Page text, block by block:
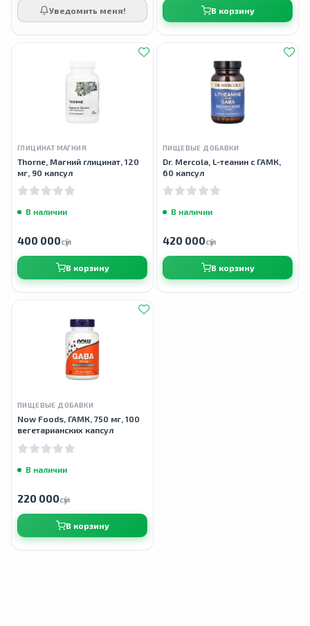
Уведомить меня! В корзину
ГЛИЦИНАТ МАГНИЯ
Thorne, Магний глицинат, 120
мг, 90 капсул
В наличии
400 000сӯм
В корзину
ПИЩЕВЫЕ ДОБАВКИ
Dr. Mercola, L-теанин с ГАМК,
60 капсул
В наличии
420 000сӯм
В корзину
ПИЩЕВЫЕ ДОБАВКИ
Now Foods, ГАМК, 750 мг, 100
вегетарианских капсул
В наличии
220 000сӯм
В корзину